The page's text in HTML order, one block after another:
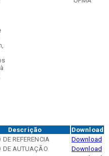
Descrição
Download
DE REFERENCIA
Download
DE AUTUAÇÃO
Download